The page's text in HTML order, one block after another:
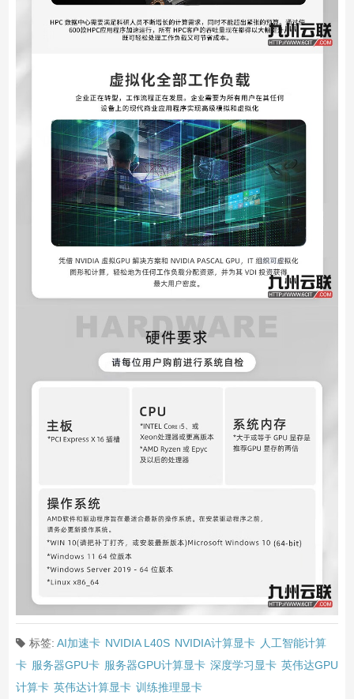
标签: AI加速卡 NVIDIA L40S NVIDIA计算显卡 人工智能计算
卡 服务器GPU卡 服务器GPU计算显卡 深度学习显卡 英伟达GPU
计算卡 英伟达计算显卡 训练推理显卡